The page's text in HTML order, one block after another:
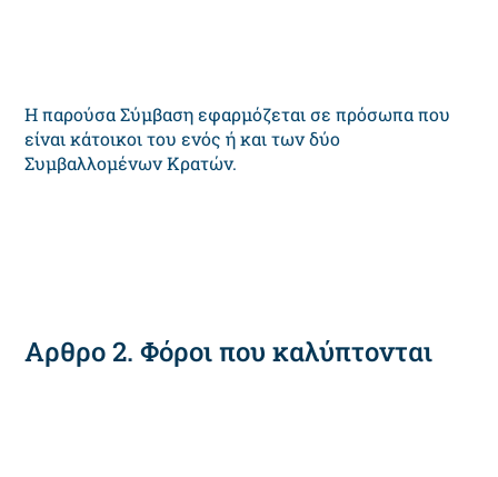
Η παρούσα Σύμβαση εφαρμόζεται σε πρόσωπα που
είναι κάτοικοι του ενός ή και των δύο
Συμβαλλομένων Κρατών.
Αρθρο 2. Φόροι που καλύπτονται